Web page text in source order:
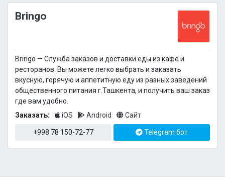
Bringo
Bringo — Cлужба заказов и доставки еды из кафе и
ресторанов. Вы можете легко выбрать и заказать
вкусную, горячую и аппетитную еду из разных заведений
общественного питания г.Ташкента, и получить ваш заказ
где вам удобно.
Заказать:
iOS Android Сайт
+998 78 150-72-77 Telegram бот